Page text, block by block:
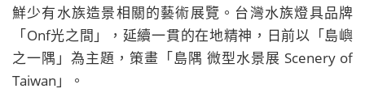
鮮少有水族造景相關的藝術展覽。台灣水族燈具品牌
「Onf光之間」，延續一貫的在地精神，日前以「島嶼
之一隅」為主題，策畫「島隅 微型水景展 Scenery of
Taiwan」。